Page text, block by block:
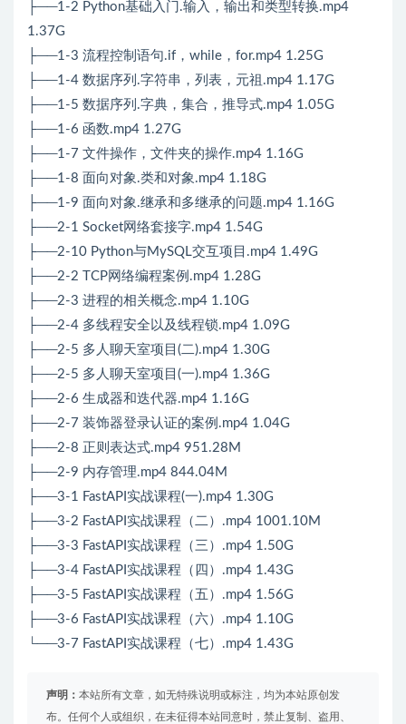
├──1-2 Python基础入门.输入，输出和类型转换.mp4
1.37G
├──1-3 流程控制语句.if，while，for.mp4 1.25G
├──1-4 数据序列.字符串，列表，元祖.mp4 1.17G
├──1-5 数据序列.字典，集合，推导式.mp4 1.05G
├──1-6 函数.mp4 1.27G
├──1-7 文件操作，文件夹的操作.mp4 1.16G
├──1-8 面向对象.类和对象.mp4 1.18G
├──1-9 面向对象.继承和多继承的问题.mp4 1.16G
├──2-1 Socket网络套接字.mp4 1.54G
├──2-10 Python与MySQL交互项目.mp4 1.49G
├──2-2 TCP网络编程案例.mp4 1.28G
├──2-3 进程的相关概念.mp4 1.10G
├──2-4 多线程安全以及线程锁.mp4 1.09G
├──2-5 多人聊天室项目(二).mp4 1.30G
├──2-5 多人聊天室项目(一).mp4 1.36G
├──2-6 生成器和迭代器.mp4 1.16G
├──2-7 装饰器登录认证的案例.mp4 1.04G
├──2-8 正则表达式.mp4 951.28M
├──2-9 内存管理.mp4 844.04M
├──3-1 FastAPI实战课程(一).mp4 1.30G
├──3-2 FastAPI实战课程（二）.mp4 1001.10M
├──3-3 FastAPI实战课程（三）.mp4 1.50G
├──3-4 FastAPI实战课程（四）.mp4 1.43G
├──3-5 FastAPI实战课程（五）.mp4 1.56G
├──3-6 FastAPI实战课程（六）.mp4 1.10G
└──3-7 FastAPI实战课程（七）.mp4 1.43G
声明： 本站所有文章，如无特殊说明或标注，均为本站原创发
布。任何个人或组织，在未征得本站同意时，禁止复制、盗用、